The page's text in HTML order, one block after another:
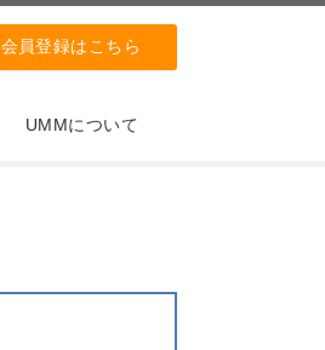
会員登録はこちら
UMMについて